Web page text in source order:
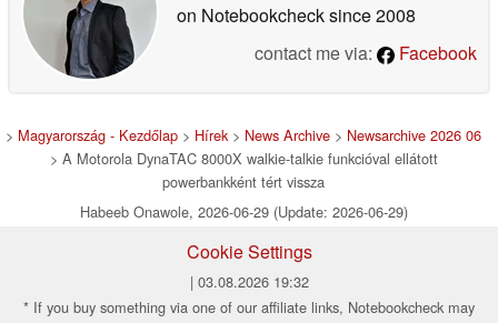
on Notebookchecksince 2008
contact me via:
Facebook
> Magyarország - Kezdőlap > Hírek> News Archive > Newsarchive 2026 06
> A Motorola DynaTAC 8000X walkie-talkie funkcióval ellátott
powerbankként tért vissza
Habeeb Onawole, 2026-06-29 (Update: 2026-06-29)
Cookie Settings
| 03.08.2026 19:32
* If you buy something via one of our affiliate links, Notebookcheck may